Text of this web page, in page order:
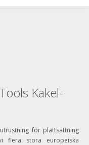
Kakel-
för plattsättning
flera stora europeiska